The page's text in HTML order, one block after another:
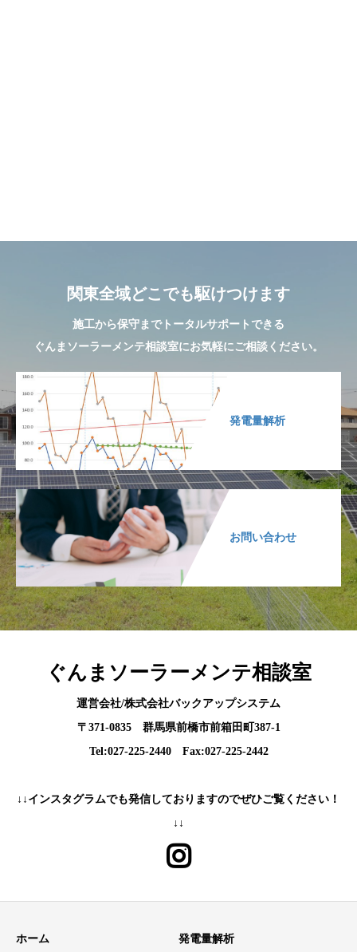
関東全域どこでも駆けつけます
施工から保守までトータルサポートできる
ぐんまソーラーメンテ相談室にお気軽にご相談ください。
発電量解析
お問い合わせ
ぐんまソーラーメンテ相談室
運営会社/株式会社バックアップシステム
〒371-0835 群馬県前橋市前箱田町387-1
Tel:027-225-2440 Fax:027-225-2442
↓↓インスタグラムでも発信しておりますのでぜひご覧ください！
↓↓
ホーム 発電量解析
お電話でのご相談はこちら お問い合わせはこちら